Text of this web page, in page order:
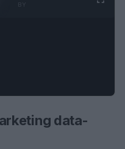
data-